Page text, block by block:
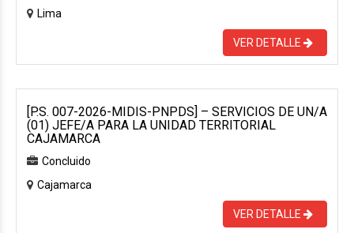
Lima
VER DETALLE
[P.S. 007-2026-MIDIS-PNPDS] – SERVICIOS DE UN/A
(01) JEFE/A PARA LA UNIDAD TERRITORIAL
CAJAMARCA
Concluido
Cajamarca
VER DETALLE